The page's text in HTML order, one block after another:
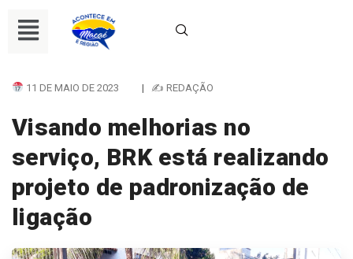
11 DE MAIO DE 2023 | ✍ REDAÇÃO
Visando melhorias no
serviço, BRK está realizando
projeto de padronização de
ligação